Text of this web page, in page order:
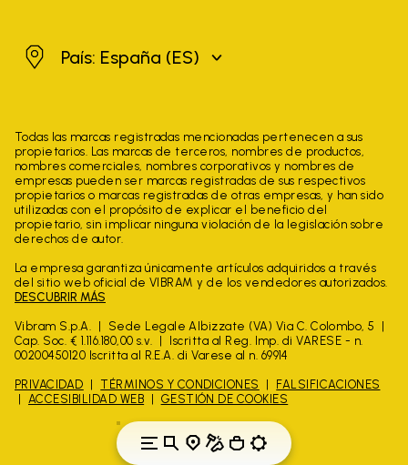
EspañaPaís: España (ES)
Todas las marcas registradas mencionadas pertenecen a sus
propietarios. Las marcas de terceros, nombres de productos,
nombres comerciales, nombres corporativos y nombres de
empresas pueden ser marcas registradas de sus respectivos
propietarios o marcas registradas de otras empresas, y han sido
utilizadas con el propósito de explicar el beneficio del
propietario, sin implicar ninguna violación de la legislación sobre
derechos de autor.
La empresa garantiza únicamente artículos adquiridos a través
del sitio web oficial de VIBRAM y de los vendedores autorizados.
DESCUBRIR MÁS
Vibram S.p.A.
Sede Legale Albizzate (VA) Via C. Colombo, 5
Cap. Soc. € 1.116.180,00 s.v.
Iscritta al Reg. Imp. di VARESE - n.
00200450120 Iscritta al R.E.A. di Varese al n. 69914
PRIVACIDAD TÉRMINOS Y CONDICIONES
FALSIFICACIONES
ACCESIBILIDAD WEB
GESTIÓN DE COOKIES